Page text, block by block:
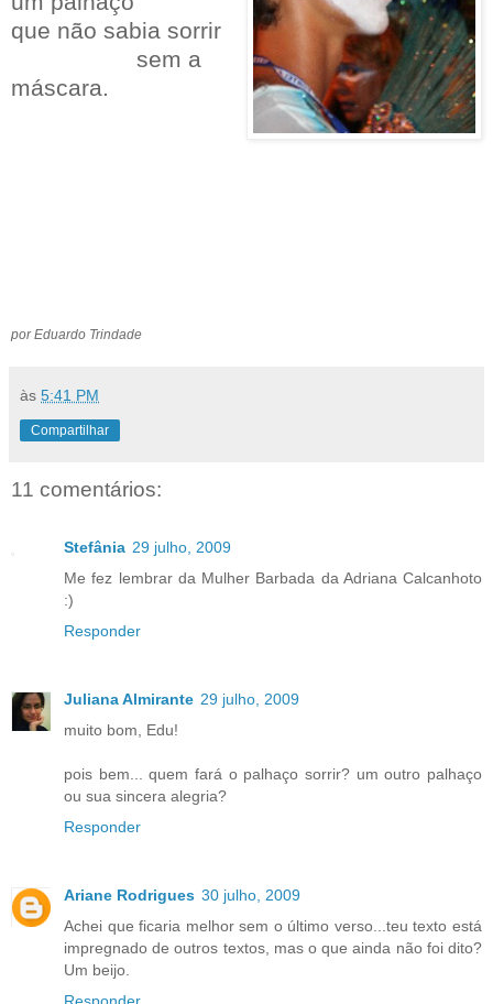
que não sabia sorrir
sem a
máscara.
por Eduardo Trindade
às 5:41 PM
Compartilhar
11 comentários:
Stefânia 29 julho, 2009
Me fez lembrar da Mulher Barbada da Adriana Calcanhoto
:)
Responder
Juliana Almirante 29 julho, 2009
muito bom, Edu!
pois bem... quem fará o palhaço sorrir? um outro palhaço
ou sua sincera alegria?
Responder
Ariane Rodrigues 30 julho, 2009
Achei que ficaria melhor sem o último verso...teu texto está
impregnado de outros textos, mas o que ainda não foi dito?
Um beijo.
Responder